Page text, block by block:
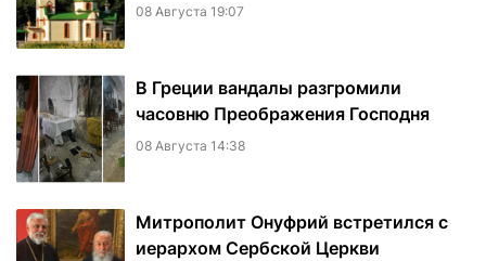
08 Августа 19:07
В Греции вандалы разгромили
часовню Преображения Господня
08 Августа 14:38
Митрополит Онуфрий встретился с
иерархом Сербской Церкви